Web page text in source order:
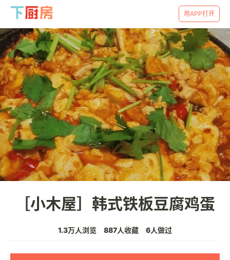
用APP打开
［小木屋］韩式铁板豆腐鸡蛋
1.3万人浏览 887人收藏 6人做过